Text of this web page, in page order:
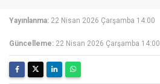
Yayınlanma: 22 Nisan 2026 Çarşamba 14:00
Güncelleme: 22 Nisan 2026 Çarşamba 14:00